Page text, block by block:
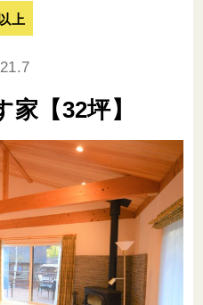
上
【32坪】